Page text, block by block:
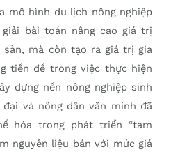
mô hình du lịch nông nghiệp
bài toán nâng cao giá trị
sản, mà còn tạo ra giá trị gia
tiền đề trong việc thực hiện
dựng nền nông nghiệp sinh
và nông dân văn minh đã
hóa trong phát triển “tam
nguyên liệu bán với mức giá